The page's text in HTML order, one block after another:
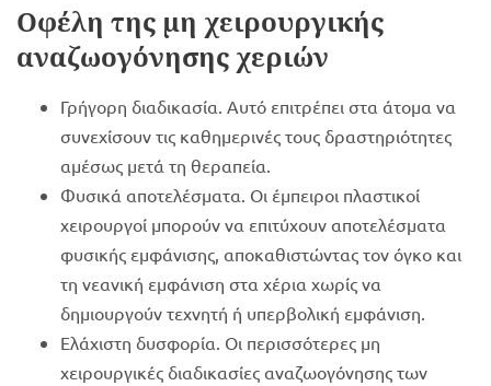
Οφέλη της μη χειρουργικής
αναζωογόνησης χεριών
Γρήγορη διαδικασία. Αυτό επιτρέπει στα άτομα να
συνεχίσουν τις καθημερινές τους δραστηριότητες
αμέσως μετά τη θεραπεία.
Φυσικά αποτελέσματα. Οι έμπειροι πλαστικοί
χειρουργοί μπορούν να επιτύχουν αποτελέσματα
φυσικής εμφάνισης, αποκαθιστώντας τον όγκο και
τη νεανική εμφάνιση στα χέρια χωρίς να
δημιουργούν τεχνητή ή υπερβολική εμφάνιση.
Ελάχιστη δυσφορία. Οι περισσότερες μη
χειρουργικές διαδικασίες αναζωογόνησης των